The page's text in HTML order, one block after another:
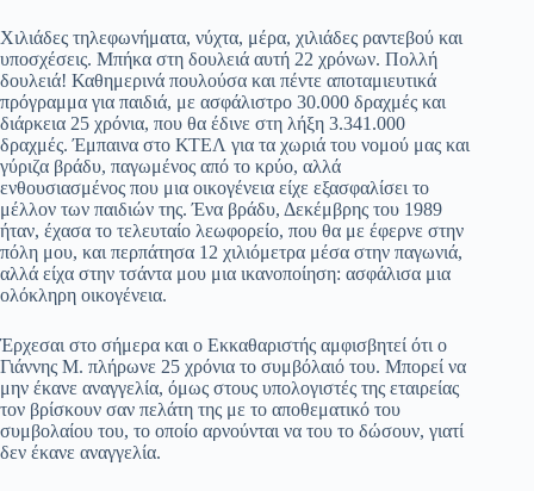
Χιλιάδες τηλεφωνήματα, νύχτα, μέρα, χιλιάδες ραντεβού και
υποσχέσεις. Μπήκα στη δουλειά αυτή 22 χρόνων. Πολλή
δουλειά! Καθημερινά πουλούσα και πέντε αποταμιευτικά
πρόγραμμα για παιδιά, με ασφάλιστρο 30.000 δραχμές και
διάρκεια 25 χρόνια, που θα έδινε στη λήξη 3.341.000
δραχμές. Έμπαινα στο ΚΤΕΛ για τα χωριά του νομού μας και
γύριζα βράδυ, παγωμένος από το κρύο, αλλά
ενθουσιασμένος που μια οικογένεια είχε εξασφαλίσει το
μέλλον των παιδιών της. Ένα βράδυ, Δεκέμβρης του 1989
ήταν, έχασα το τελευταίο λεωφορείο, που θα με έφερνε στην
πόλη μου, και περπάτησα 12 χιλιόμετρα μέσα στην παγωνιά,
αλλά είχα στην τσάντα μου μια ικανοποίηση: ασφάλισα μια
ολόκληρη οικογένεια.
Έρχεσαι στο σήμερα και ο Εκκαθαριστής αμφισβητεί ότι ο
Γιάννης Μ. πλήρωνε 25 χρόνια το συμβόλαιό του. Μπορεί να
μην έκανε αναγγελία, όμως στους υπολογιστές της εταιρείας
τον βρίσκουν σαν πελάτη της με το αποθεματικό του
συμβολαίου του, το οποίο αρνούνται να του το δώσουν, γιατί
δεν έκανε αναγγελία.